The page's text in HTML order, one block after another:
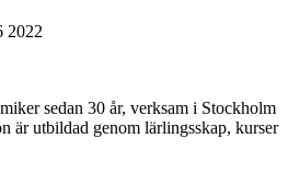
2022
sedan 30 år, verksam i Stockholm
är utbildad genom lärlingsskap, kurser